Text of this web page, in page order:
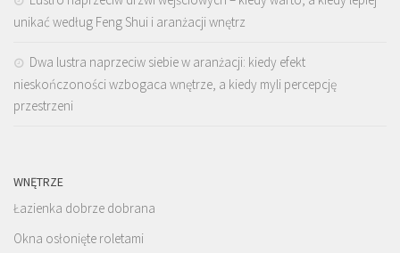
unikać według Feng Shui i aranżacji wnętrz
Dwa lustra naprzeciw siebie w aranżacji: kiedy efekt
nieskończoności wzbogaca wnętrze, a kiedy myli percepcję
przestrzeni
WNĘTRZE
Łazienka dobrze dobrana
Okna osłonięte roletami